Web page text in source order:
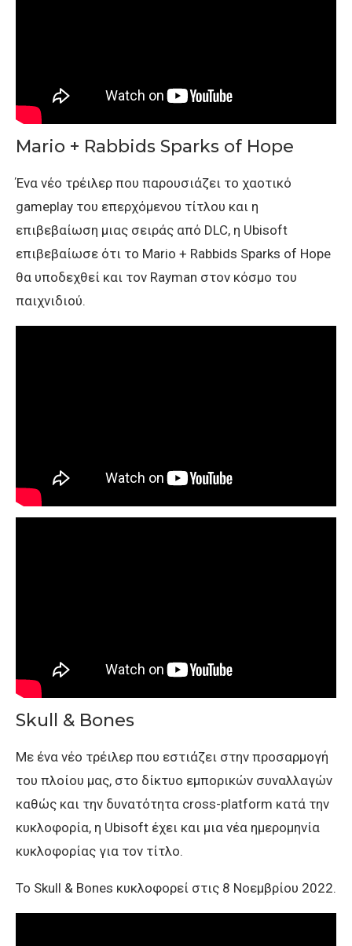
Mario + Rabbids Sparks of Hope
Ένα νέο τρέιλερ που παρουσιάζει το χαοτικό
gameplay του επερχόμενου τίτλου και η
επιβεβαίωση μιας σειράς από DLC, η Ubisoft
επιβεβαίωσε ότι το Mario + Rabbids Sparks of Hope
θα υποδεχθεί και τον Rayman στον κόσμο του
παιχνιδιού.
Skull & Bones
Με ένα νέο τρέιλερ που εστιάζει στην προσαρμογή
του πλοίου μας, στο δίκτυο εμπορικών συναλλαγών
καθώς και την δυνατότητα cross-platform κατά την
κυκλοφορία, η Ubisoft έχει και μια νέα ημερομηνία
κυκλοφορίας για τον τίτλο.
Το Skull & Bones κυκλοφορεί στις 8 Νοεμβρίου 2022.